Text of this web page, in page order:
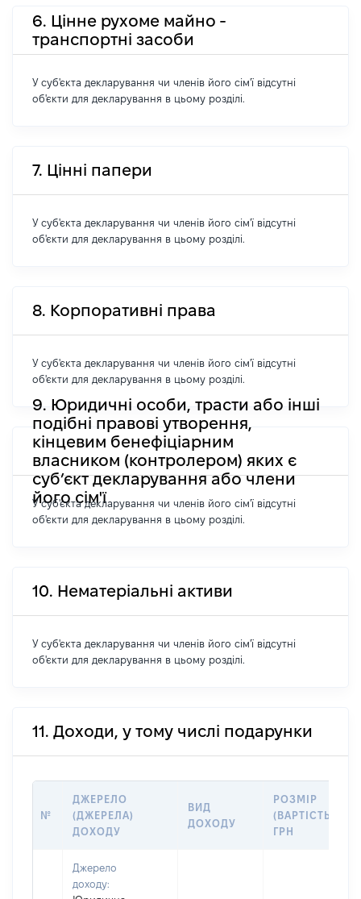
6. Цінне рухоме майно -
транспортні засоби
У суб'єкта декларування чи членів його сім'ї відсутні
об'єкти для декларування в цьому розділі.
7. Цінні папери
У суб'єкта декларування чи членів його сім'ї відсутні
об'єкти для декларування в цьому розділі.
8. Корпоративні права
У суб'єкта декларування чи членів його сім'ї відсутні
об'єкти для декларування в цьому розділі.
9. Юридичні особи, трасти або інші
подібні правові утворення,
кінцевим бенефіціарним
власником (контролером) яких є
суб’єкт декларування або члени
його сім'ї
У суб'єкта декларування чи членів його сім'ї відсутні
об'єкти для декларування в цьому розділі.
10. Нематеріальні активи
У суб'єкта декларування чи членів його сім'ї відсутні
об'єкти для декларування в цьому розділі.
11. Доходи, у тому числі подарунки
№
ДЖЕРЕЛО
(ДЖЕРЕЛА)
ДОХОДУ
ВИД
ДОХОДУ
РОЗМІР
(ВАРТІСТЬ),
ГРН
Джерело
доходу: